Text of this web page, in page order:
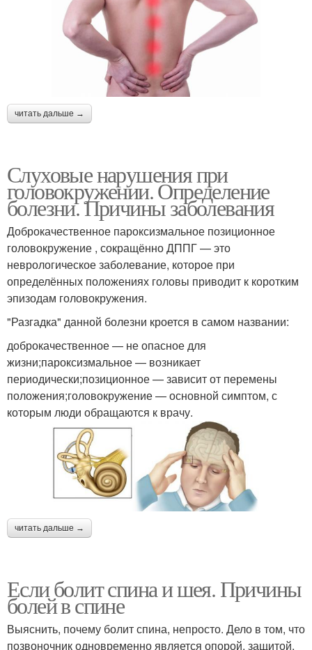
читать дальше →
Слуховые нарушения при
головокружении. Определение
болезни. Причины заболевания
Доброкачественное пароксизмальное позиционное
головокружение , сокращённо ДППГ — это
неврологическое заболевание, которое при
определённых положениях головы приводит к коротким
эпизодам головокружения.
"Разгадка" данной болезни кроется в самом названии:
доброкачественное — не опасное для
жизни;пароксизмальное — возникает
периодически;позиционное — зависит от перемены
положения;головокружение — основной симптом, с
которым люди обращаются к врачу.
читать дальше →
Если болит спина и шея. Причины
болей в спине
Выяснить, почему болит спина, непросто. Дело в том, что
позвоночник одновременно является опорой, защитой,